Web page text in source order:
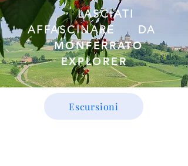
LASCIATI
AFFASCINARE
DA
MONFERRATO
EXPLORER
Escursioni